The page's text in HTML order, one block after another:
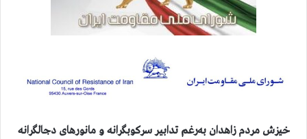
خيزش مردم زاهدان به‌رغم تدابیر سرکوبگرانه و مانورهای دجالگرانه